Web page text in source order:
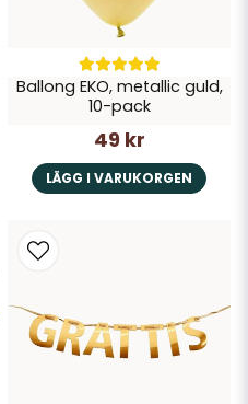
Ballong EKO, metallic guld,
10-pack
49 kr
LÄGG I VARUKORGEN